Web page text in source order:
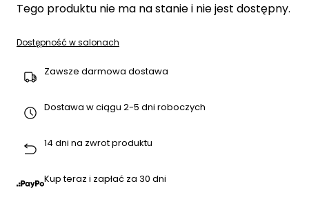
Tego produktu nie ma na stanie i nie jest dostępny.
Dostępność w salonach
Zawsze darmowa dostawa
Dostawa w ciągu 2-5 dni roboczych
14 dni na zwrot produktu
Kup teraz i zapłać za 30 dni